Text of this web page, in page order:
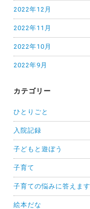
2022年12月
2022年11月
2022年10月
2022年9月
カテゴリー
ひとりごと
入院記録
子どもと遊ぼう
子育て
子育ての悩みに答えます
絵本だな